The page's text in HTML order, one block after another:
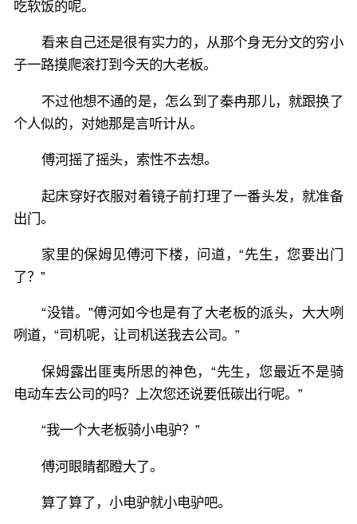
吃软饭的呢。
看来自己还是很有实力的，从那个身无分文的穷小
子一路摸爬滚打到今天的大老板。
不过他想不通的是，怎么到了秦冉那儿，就跟换了
个人似的，对她那是言听计从。
傅河摇了摇头，索性不去想。
起床穿好衣服对着镜子前打理了一番头发，就准备
出门。
家里的保姆见傅河下楼，问道，“先生，您要出门
了？”
“没错。”傅河如今也是有了大老板的派头，大大咧
咧道，“司机呢，让司机送我去公司。”
保姆露出匪夷所思的神色，“先生，您最近不是骑
电动车去公司的吗？上次您还说要低碳出行呢。”
“我一个大老板骑小电驴？”
傅河眼睛都瞪大了。
算了算了，小电驴就小电驴吧。